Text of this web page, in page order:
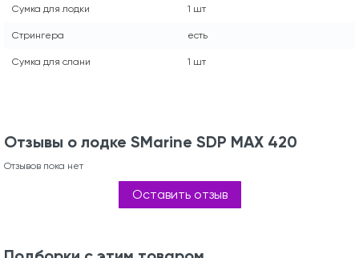
Сумка для лодки 1 шт
Стрингера есть
Сумка для слани 1 шт
Отзывы о лодке SMarine SDP MAX 420
Отзывов пока нет
Оставить отзыв